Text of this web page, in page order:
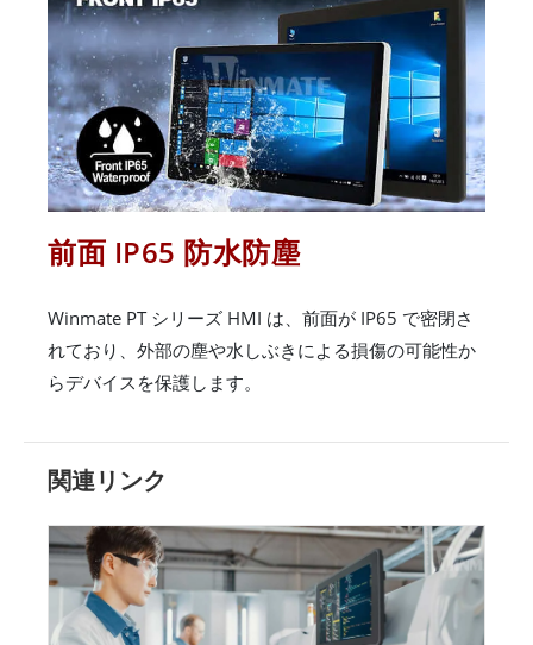
前面 IP65 防水防塵
Winmate PT シリーズ HMI は、前面が IP65 で密閉さ
れており、外部の塵や水しぶきによる損傷の可能性か
らデバイスを保護します。
関連リンク